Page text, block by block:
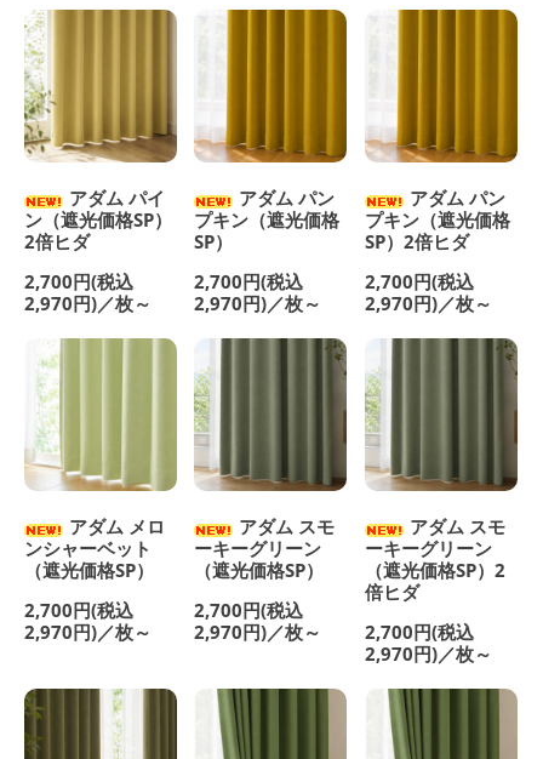
アダム パイ
ン（遮光価格SP）
2倍ヒダ
2,700円(税込
2,970円)／枚～
アダム パン
プキン（遮光価格
SP）
2,700円(税込
2,970円)／枚～
アダム パン
プキン（遮光価格
SP）2倍ヒダ
2,700円(税込
2,970円)／枚～
アダム メロ
ンシャーベット
（遮光価格SP）
2,700円(税込
2,970円)／枚～
アダム スモ
ーキーグリーン
（遮光価格SP）
2,700円(税込
2,970円)／枚～
アダム スモ
ーキーグリーン
（遮光価格SP）2
倍ヒダ
2,700円(税込
2,970円)／枚～